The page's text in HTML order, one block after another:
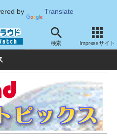
by Translate
検索 Impressサイト
界動向